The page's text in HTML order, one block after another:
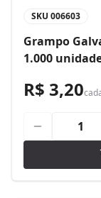
SKU 006603
Grampo
1.000
R$ 3,20